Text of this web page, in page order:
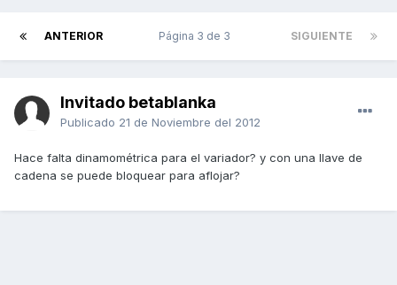
ANTERIOR SIGUIENTE
Página 3 de 3
Invitado betablanka
Publicado 21 de Noviembre del 2012
Hace falta dinamométrica para el variador? y con una llave de
cadena se puede bloquear para aflojar?